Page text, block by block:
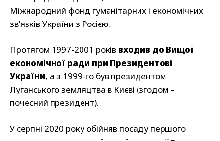
Міжнародний фонд гуманітарних і економічних
зв’язків України з Росією.
Протягом 1997-2001 років входив до Вищої
економічної ради при Президентові
України, а з 1999-го був президентом
Луганського земляцтва в Києві (згодом –
почесний президент).
У серпні 2020 року обійняв посаду першого